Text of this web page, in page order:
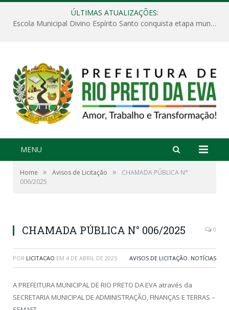
ÚLTIMAS ATUALIZAÇÕES:
Escola Municipal Divino Espírito Santo conquista etapa municipal da V Feira Amazonense de Matemática
MENU
Home » Avisos de Licitação »
CHAMADA PÚBLICA N°
006/2025
CHAMADA PÚBLICA N° 006/2025 0
POR LICITACAO EM 4 DE ABRIL DE 2025 AVISOS DE LICITAÇÃO, NOTÍCIAS
A PREFEITURA MUNICIPAL DE RIO PRETO DA EVA através da
SECRETARIA MUNICIPAL DE ADMINISTRAÇÃO, FINANÇAS E TERRAS –